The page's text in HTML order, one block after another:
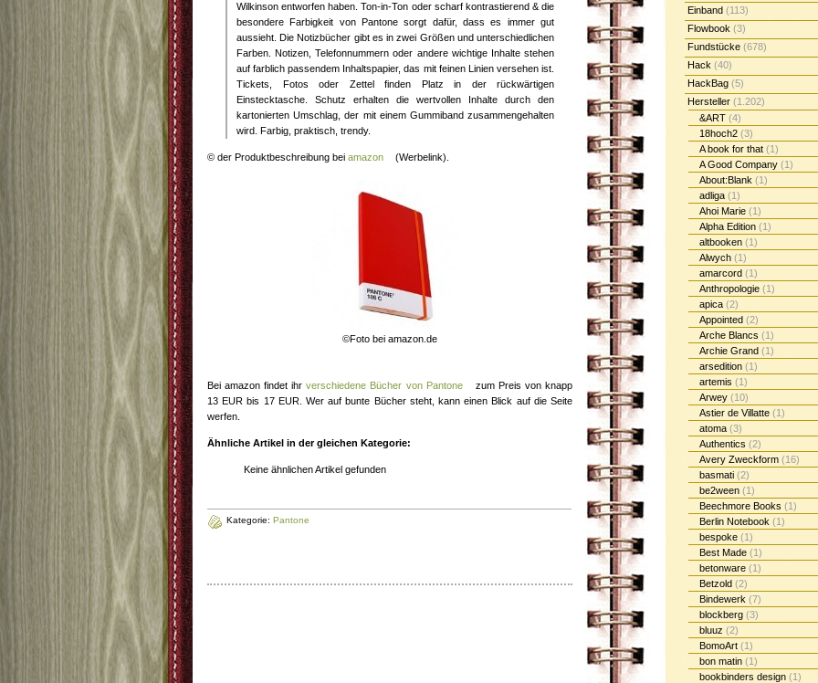
Wilkinson entworfen haben. Ton-in-Ton oder scharf kontrastierend & die
besondere Farbigkeit von Pantone sorgt dafür, dass es immer gut
aussieht. Die Notizbücher gibt es in zwei Größen und unterschiedlichen
Farben. Notizen, Telefonnummern oder andere wichtige Inhalte stehen
auf farblich passendem Inhaltspapier, das mit feinen Linien versehen ist.
Tickets, Fotos oder Zettel finden Platz in der rückwärtigen
Einstecktasche. Schutz erhalten die wertvollen Inhalte durch den
kartonierten Umschlag, der mit einem Gummiband zusammengehalten
wird. Farbig, praktisch, trendy.
© der Produktbeschreibung bei amazon (Werbelink).
©Foto bei amazon.de
Bei amazon findet ihrverschiedene Bücher von Pantone
zum Preis von knapp
13 EUR bis 17 EUR. Wer auf bunte Bücher steht, kann einen Blick auf die Seite
werfen.
Ähnliche Artikel in der gleichen Kategorie:
Keine ähnlichen Artikel gefunden
Kategorie: Pantone
Einband (113)
Flowbook (3)
Fundstücke (678)
Hack (40)
HackBag (5)
Hersteller (1.202)
&ART (4)
18hoch2 (3)
A book for that (1)
A Good Company (1)
About:Blank (1)
adliga (1)
Ahoi Marie (1)
Alpha Edition (1)
altbooken (1)
Alwych (1)
amarcord (1)
Anthropologie (1)
apica (2)
Appointed (2)
Arche Blancs (1)
Archie Grand (1)
arsedition (1)
artemis (1)
Arwey (10)
Astier de Villatte (1)
atoma (3)
Authentics (2)
Avery Zweckform (16)
basmati (2)
be2ween (1)
Beechmore Books (1)
Berlin Notebook (1)
bespoke (1)
Best Made (1)
betonware (1)
Betzold (2)
Bindewerk (7)
blockberg (3)
bluuz (2)
BomoArt (1)
bon matin (1)
bookbinders design (1)